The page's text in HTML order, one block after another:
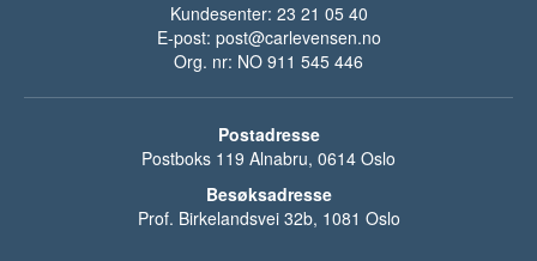
Kundesenter: 23 21 05 40
E-post: post@carlevensen.no
Org. nr: NO 911 545 446
Postadresse
Postboks 119 Alnabru, 0614 Oslo
Besøksadresse
Prof. Birkelandsvei 32b, 1081 Oslo